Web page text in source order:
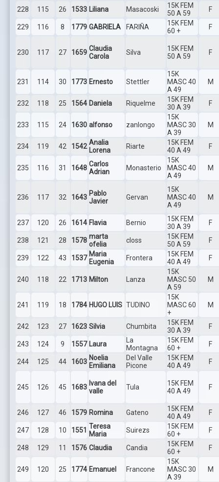
228 115 26 1533 Liliana Masacoski
15K FEM
50 A 59
F
229 116 8 1779 GABRIELA FARIÑA
15K FEM
60 +
F
230 117 27 1659 Claudia
Carola
Silva
15K FEM
50 A 59
F
231 114 30 1773 Ernesto Stettler
15K
MASC 40
A 49
M
232 118 25 1564 Daniela Riquelme
15K FEM
30 A 39
F
233 115 24 1630 alfonso zanlongo
15K
MASC 30
A 39
M
234 119 42 1542 Analia
Lorena
Riarte
15K FEM
40 A 49
F
235 116 31 1648 Carlos
Adrian
Monasterio
15K
MASC 40
A 49
M
236 117 32 1643 Pablo
Javier
Gervan
15K
MASC 40
A 49
M
237 120 26 1614 Flavia Bernio
15K FEM
30 A 39
F
238 121 28 1578 marta
ofelia
closs
15K FEM
50 A 59
F
239 122 43 1537 Maria
Eugenia
Frontera
15K FEM
40 A 49
F
240 118 22 1713 Milton Lanza
15K
MASC 50
A 59
M
241 119 18 1784 HUGO LUIS TUDINO
15K
MASC 60
+
M
242 123 27 1623 Silvia Chumbita
15K FEM
30 A 39
F
243 124 9 1557 Laura
La
Montagna
15K FEM
60 +
F
244 125 44 1603 Noelia
Emiliana
Del Valle
Picone
15K FEM
40 A 49
F
245 126 45 1683 Ivana del
valle
Tula
15K FEM
40 A 49
F
246 127 46 1579 Romina Gateno
15K FEM
40 A 49
F
247 128 10 1551 Teresa
Maria
Suirezs
15K FEM
60 +
F
248 129 11 1576 Claudia Candia
15K FEM
60 +
F
249 120 25 1774 Emanuel Francone
15K
MASC 30
A 39
M